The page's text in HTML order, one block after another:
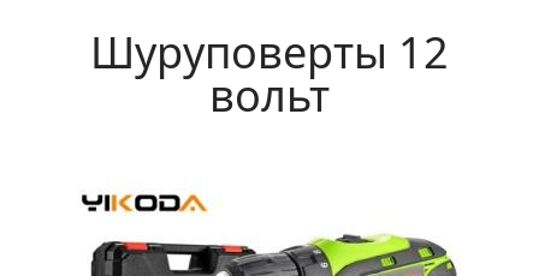
Шуруповерты 12
вольт